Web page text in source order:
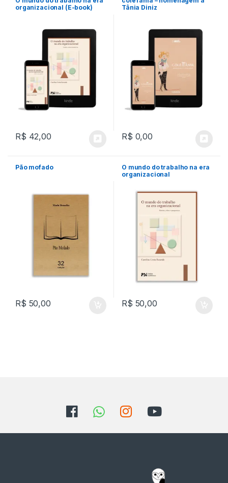
organizacional (E-book)
R$ 42,00
Tânia Diniz
R$ 0,00
Pão mofado
R$ 50,00
O mundo do trabalho na era
organizacional
R$ 50,00